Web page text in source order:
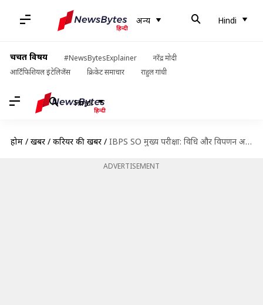
अन्य Hindi
चर्चित विषय #NewsBytesExplainer
नरेंद्र मोदी
आर्टिफिशियल इंटेलिजेंस
क्रिकेट समाचार राहुल गांधी
Hindi
होम / खबरें / करियर की खबरें / IBPS SO मुख्य परीक्षा: विधि और विपणन अधिकारी पद के लिए ऐसे करें तैयारी
ADVERTISEMENT